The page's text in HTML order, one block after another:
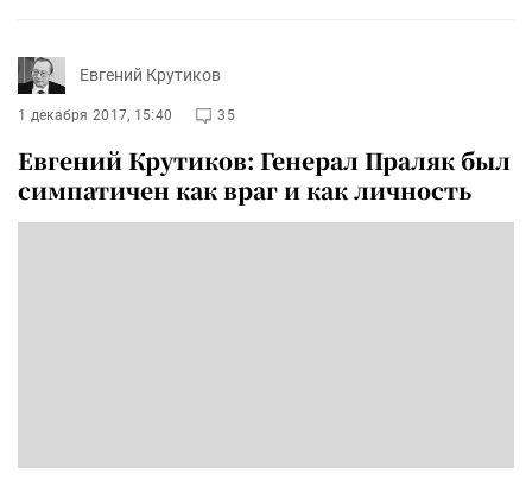
Евгений Крутиков
1 декабря 2017, 15:40 35
Евгений Крутиков: Генерал Праляк был
симпатичен как враг и как личность